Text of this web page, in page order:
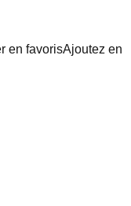
en favorisAjoutez en